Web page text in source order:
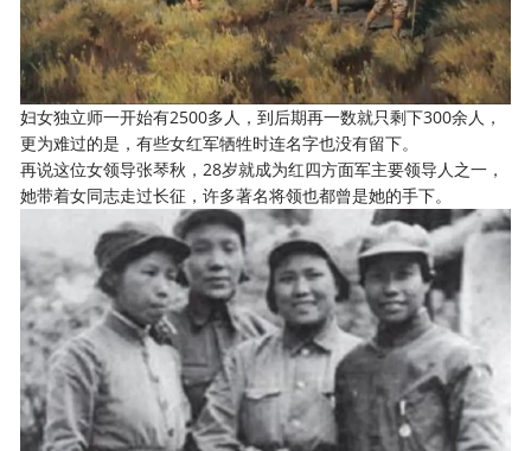
妇女独立师一开始有2500多人，到后期再一数就只剩下300余人，
更为难过的是，有些女红军牺牲时连名字也没有留下。
再说这位女领导张琴秋，28岁就成为红四方面军主要领导人之一，
她带着女同志走过长征，许多著名将领也都曾是她的手下。